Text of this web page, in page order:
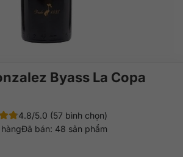
Byass La Copa
4.8/5.0 (57 bình chọn)
Đã bán: 48 sản phẩm